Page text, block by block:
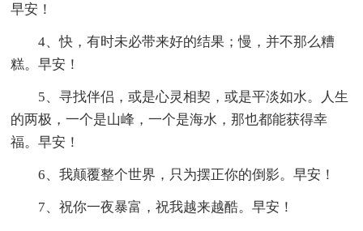
早安！
4、快，有时未必带来好的结果；慢，并不那么糟
糕。早安！
5、寻找伴侣，或是心灵相契，或是平淡如水。人生
的两极，一个是山峰，一个是海水，那也都能获得幸
福。早安！
6、我颠覆整个世界，只为摆正你的倒影。早安！
7、祝你一夜暴富，祝我越来越酷。早安！